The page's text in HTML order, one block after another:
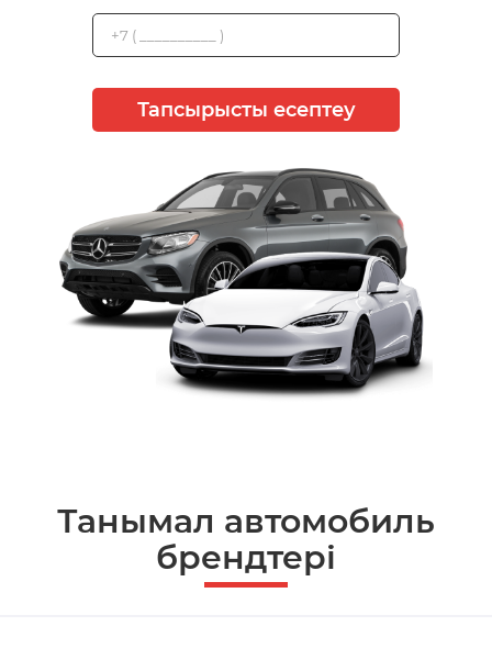
Тапсырысты есептеу
Танымал автомобиль
брендтері